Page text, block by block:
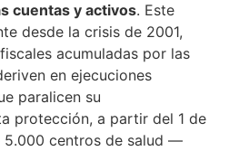
cuentas y activos. Este
desde la crisis de 2001,
acumuladas por las
en ejecuciones
paralicen su
protección, a partir del 1 de
5.000 centros de salud —